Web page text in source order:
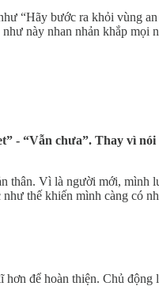
“Hãy bước ra khỏi vùng
này nhan nhản khắp
- “Vẫn chưa”. Thay vì
thân. Vì là người mới,
thế khiến mình càng có
để hoàn thiện. Chủ